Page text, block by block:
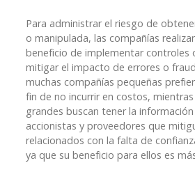
Para administrar el riesgo de
o manipulada, las compañías
beneficio de implementar controles
mitigar el impacto de errores o
muchas compañías pequeñas
fin de no incurrir en costos,
grandes buscan tener la
accionistas y proveedores que
relacionados con la falta de
ya que su beneficio para ellos es